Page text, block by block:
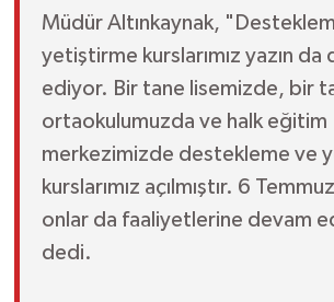
Müdür Altınkaynak,
yetiştirme kurslarımız yazın da
ediyor. Bir tane lisemizde, bir
ortaokulumuzda ve halk eğitim
merkezimizde destekleme ve
kurslarımız açılmıştır. 6
onlar da faaliyetlerine devam
dedi.